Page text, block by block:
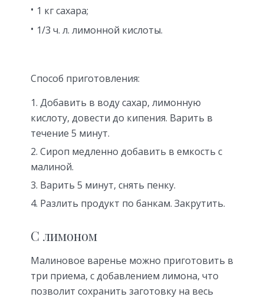
1 кг сахара;
1/3 ч. л. лимонной кислоты.
Способ приготовления:
Добавить в воду сахар, лимонную
кислоту, довести до кипения. Варить в
течение 5 минут.
Сироп медленно добавить в емкость с
малиной.
Варить 5 минут, снять пенку.
Разлить продукт по банкам. Закрутить.
С лимоном
Малиновое варенье можно приготовить в
три приема, с добавлением лимона, что
позволит сохранить заготовку на весь